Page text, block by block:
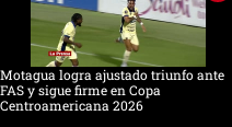
Motagua logra ajustado triunfo ante
FAS y sigue firme en Copa
Centroamericana 2026